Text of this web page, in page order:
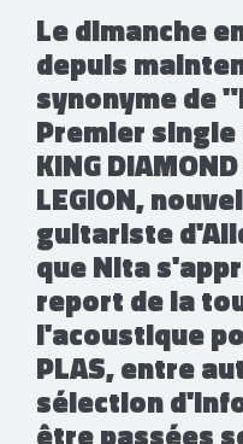
Le dimanche
depuis
synonyme de
Premier
KING
LEGION,
guitariste
que Nita
report de la
l'acoustique
PLAS, entre
sélection
être passées